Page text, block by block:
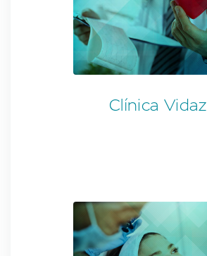
Clínica Vidaz